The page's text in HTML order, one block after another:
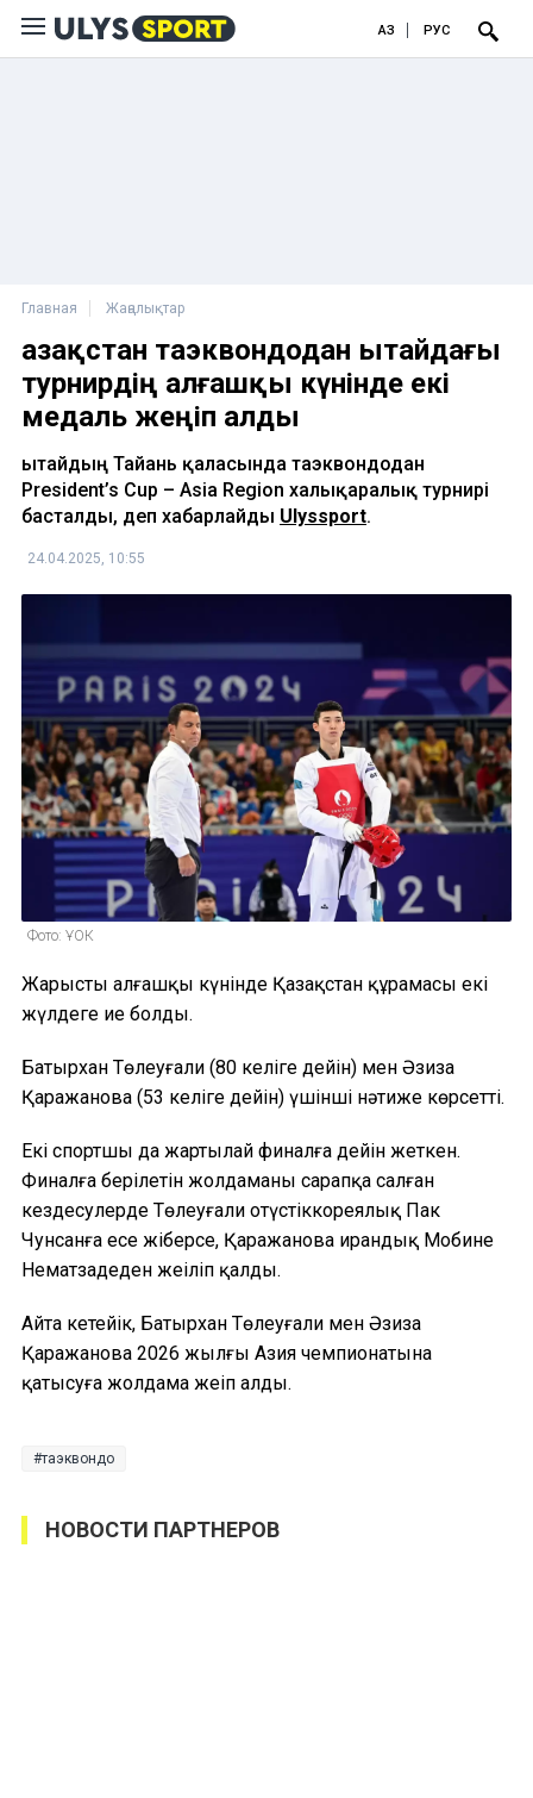
ҚАЗ РУС
Главная Жаңалықтар
Қазақстан таэквондодан Қытайдағы
турнирдің алғашқы күнінде екі
медаль жеңіп алды
Қытайдың Тайань қаласында таэквондодан
President’s Cup – Asia Region халықаралық турнирі
басталды, деп хабарлайды Ulyssport.
24.04.2025, 10:55
Фото: ҰОК
Жарыстың алғашқы күнінде Қазақстан құрамасы екі
жүлдеге ие болды.
Батырхан Төлеуғали (80 келіге дейін) мен Әзиза
Қаражанова (53 келіге дейін) үшінші нәтиже көрсетті.
Екі спортшы да жартылай финалға дейін жеткен.
Финалға берілетін жолдаманы сарапқа салған
кездесулерде Төлеуғали оңтүстіккореялық Пак
Чунсанға есе жіберсе, Қаражанова ирандық Мобине
Нематзадеден жеңіліп қалды.
Айта кетейік, Батырхан Төлеуғали мен Әзиза
Қаражанова 2026 жылғы Азия чемпионатына
қатысуға жолдама жеңіп алды.
таэквондо
НОВОСТИ ПАРТНЕРОВ